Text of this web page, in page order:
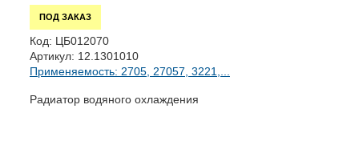
ПОД ЗАКАЗ
Код: ЦБ012070
Артикул: 12.1301010
Применяемость: 2705, 27057, 3221,...
Радиатор водяного охлаждения